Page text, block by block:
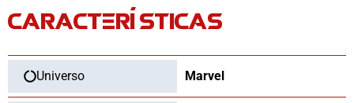
Guardianes
la
Galaxia
Marvel
CARACTERÍSTICAS
Universo Marvel